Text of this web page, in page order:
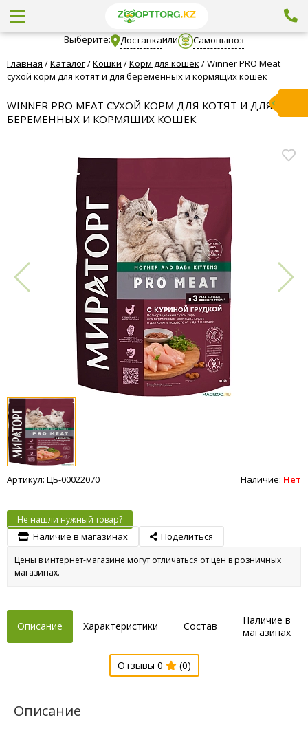
Выберите: Доставкаили
Самовывоз
Главная /Каталог/Кошки /Корм для кошек /Winner PRO Meat
сухой корм для котят и для беременных и кормящих кошек
WINNER PRO MEAT СУХОЙ КОРМ ДЛЯ КОТЯТ И ДЛЯ
БЕРЕМЕННЫХ И КОРМЯЩИХ КОШЕК
Артикул: ЦБ-00022070 Наличие: Нет
Не нашли нужный товар?
Наличие в магазинах Поделиться
Цены в интернет-магазине могут отличаться от цен в розничных
магазинах.
Описание Характеристики Состав
Наличие в
магазинах
Отзывы 0 (0)
Описание